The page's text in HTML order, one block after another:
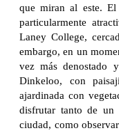
que miran al este.
particularmente
Laney College,
embargo, en un
vez más denostado
Dinkeloo, con
ajardinada con
disfrutar tanto de un
ciudad, como